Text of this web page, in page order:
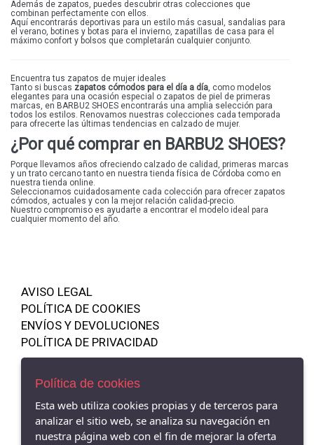
Además de zapatos, puedes descubrir otras colecciones que
combinan perfectamente con ellos.
Aquí encontrarás deportivas para un estilo más casual, sandalias para
el verano, botines y botas para el invierno, zapatillas de casa para el
máximo confort y bolsos que completarán cualquier conjunto.
Encuentra tus zapatos de mujer ideales
Tanto si buscas zapatos cómodos para el día a día, como modelos
elegantes para una ocasión especial o zapatos de piel de primeras
marcas, en BARBU2 SHOES encontrarás una amplia selección para
todos los estilos. Renovamos nuestras colecciones cada temporada
para ofrecerte las últimas tendencias en calzado de mujer.
¿Por qué comprar en BARBU2 SHOES?
Porque llevamos años ofreciendo calzado de calidad, primeras marcas
y un trato cercano tanto en nuestra tienda física de Córdoba como en
nuestra tienda online.
Seleccionamos cuidadosamente cada colección para ofrecer zapatos
cómodos, actuales y con la mejor relación calidad-precio.
Nuestro compromiso es ayudarte a encontrar el modelo ideal para
cualquier momento del año.
AVISO LEGAL
POLÍTICA DE COOKIES
ENVÍOS Y DEVOLUCIONES
POLÍTICA DE PRIVACIDAD
Barbu2 Shoes Córdoba - Avenida de la Viñuela, 1, 14010 Córdoba,
CÓRDOBA - 14010 (Córdoba)
607503737
Política de cookies
Esta web utiliza cookies propias y de terceros para
analizar el sitio web, se analiza su navegación en
nuestra página web con el fin de mejorar la oferta